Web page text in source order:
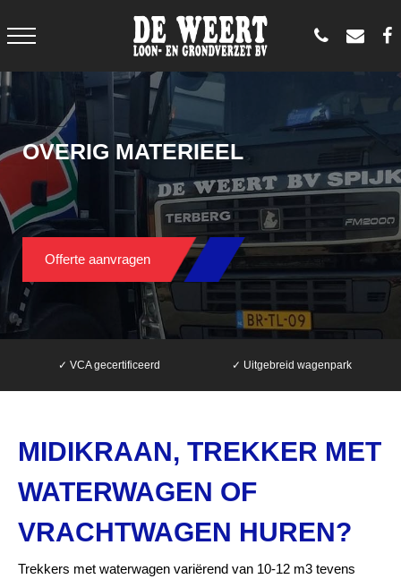
OVERIG MATERIEEL
Offerte aanvragen
✓ VCA gecertificeerd ✓ Uitgebreid wagenpark
MIDIKRAAN, TREKKER MET
WATERWAGEN OF
VRACHTWAGEN HUREN?
Trekkers met waterwagen variërend van 10-12 m3 tevens